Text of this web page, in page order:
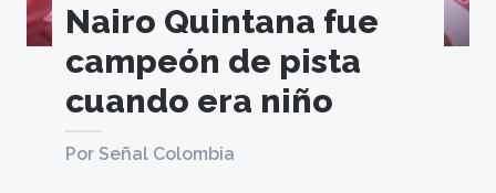
Nairo Quintana fue
campeón de pista
cuando era niño
Por Señal Colombia